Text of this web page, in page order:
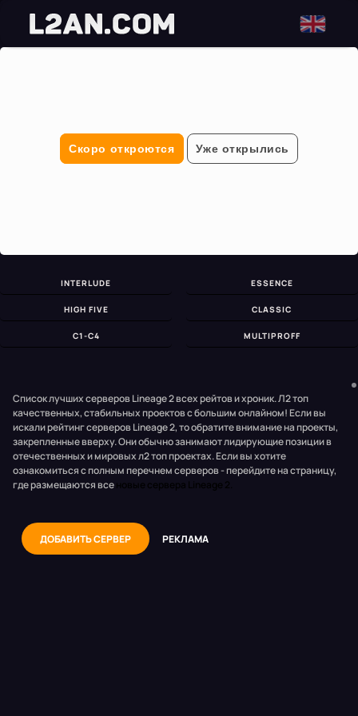
Скоро откроются Уже открылись
INTERLUDE ESSENCE
HIGH FIVE CLASSIC
C1-C4 MULTIPROFF
Список лучших серверов Lineage 2 всех рейтов и хроник. Л2 топ
качественных, стабильных проектов с большим онлайном! Если вы
искали рейтинг серверов Lineage 2, то обратите внимание на проекты,
закрепленные вверху. Они обычно занимают лидирующие позиции в
отечественных и мировых л2 топ проектах. Если вы хотите
ознакомиться с полным перечнем серверов - перейдите на страницу,
где размещаются всеновые сервера Lineage 2.
ДОБАВИТЬ СЕРВЕР РЕКЛАМА